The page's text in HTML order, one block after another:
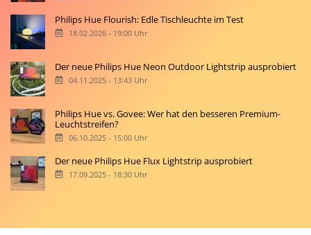
Philips Hue Flourish: Edle Tischleuchte im Test
18.02.2026 - 19:00 Uhr
Der neue Philips Hue Neon Outdoor Lightstrip ausprobiert
04.11.2025 - 13:43 Uhr
Philips Hue vs. Govee: Wer hat den besseren Premium-
Leuchtstreifen?
06.10.2025 - 15:00 Uhr
Der neue Philips Hue Flux Lightstrip ausprobiert
17.09.2025 - 18:30 Uhr